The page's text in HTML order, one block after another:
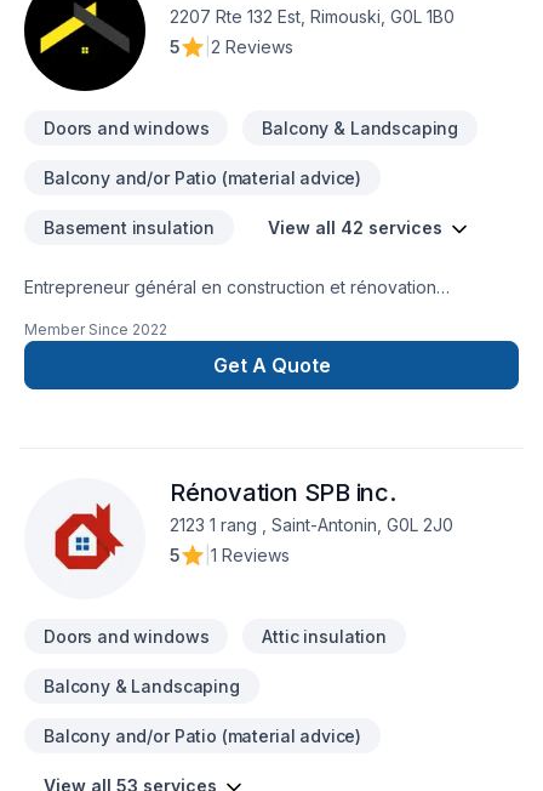
2207 Rte 132 Est, Rimouski, G0L 1B0
5
2 Reviews
Doors and windows Balcony & Landscaping
Balcony and/or Patio (material advice)
Basement insulation View all 42 services
Entrepreneur général en construction et rénovation
rénovation de tout genre. Agrandissement, revêtement
extérieur, construction neuve, revêtement extérieur, toiture,
garage, patio et pergola, et bien plus encore.
Member Since 2022
Get A Quote
Rénovation SPB inc.
2123 1 rang , Saint-Antonin, G0L 2J0
5
1 Reviews
Doors and windows Attic insulation
Balcony & Landscaping
Balcony and/or Patio (material advice)
View all 53 services